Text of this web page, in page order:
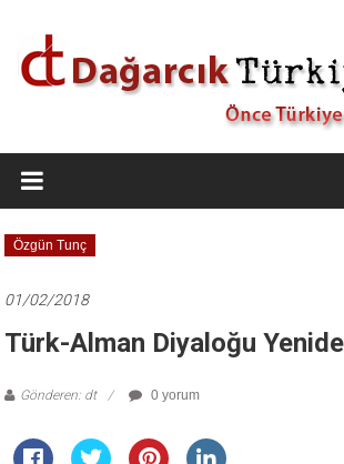
Dağarcık
Türkiye
Önce
Türkiye
Özgün Tunç
01/02/2018
Türk-Alman Diyaloğu
Gönderen: dt 0 yorum